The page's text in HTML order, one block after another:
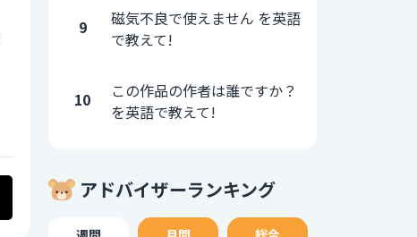
9
磁気不良で使えません を英語
で教えて!
10
この作品の作者は誰ですか？
を英語で教えて!
アドバイザーランキング